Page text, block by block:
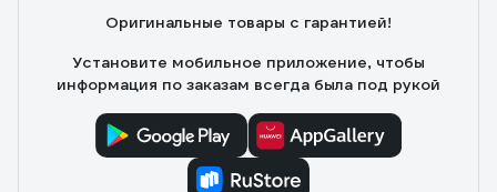
Оригинальные товары с гарантией!
Установите мобильное приложение, чтобы
информация по заказам всегда была под рукой